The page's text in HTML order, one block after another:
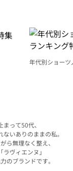
年代別ショー
って50代、
いありのままの私。
ら無理なく整え、
ヴィエンヌ」
のブランドです。